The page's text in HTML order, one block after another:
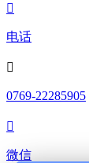

电话

0769-22285905

微信